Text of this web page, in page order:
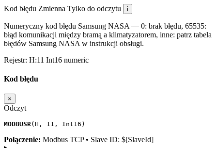
Kod błędu Zmienna Tylko do odczytu i
Numeryczny kod błędu Samsung NASA — 0: brak błędu, 65535:
błąd komunikacji między bramą a klimatyzatorem, inne: patrz tabela
błędów Samsung NASA w instrukcji obsługi.
Rejestr: H:11 Int16 numeric
Kod błędu
×
Odczyt
MODBUSR( H , 11 , Int16 )
Połączenie: Modbus TCP • Slave ID: $[SlaveId]